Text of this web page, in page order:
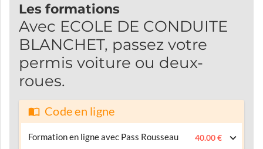
Les formations
Avec ECOLE DE CONDUITE
BLANCHET, passez votre
permis voiture ou deux-
roues.
Code en ligne
Formation en ligne avec Pass Rousseau 40.00 €